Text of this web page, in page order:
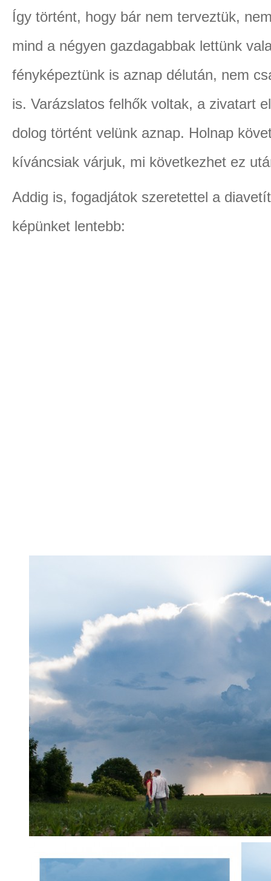
Így történt, hogy bár nem terveztük,
mind a négyen gazdagabbak lettünk
fényképeztünk is aznap délután, nem
is. Varázslatos felhők voltak, a zivatart
dolog történt velünk aznap. Holnap
kíváncsiak várjuk, mi következhet ez
Addig is, fogadjátok szeretettel a
képünket lentebb: